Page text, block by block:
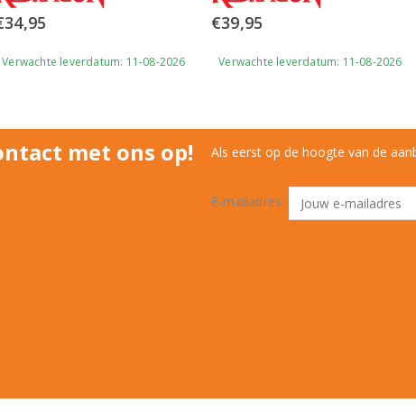
34,95
Verwachte leverdatum: 11-08-2026
€39,95
Verwachte leverdatum: 11-08-2026
met ons op! Als eerst op de hoogte van de
E-mailadres: